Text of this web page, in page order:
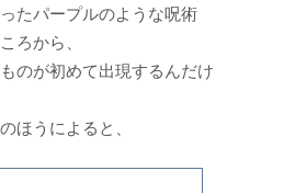
たパープルのような呪術
ろから、
ものが初めて出現するんだけ
ほうによると、